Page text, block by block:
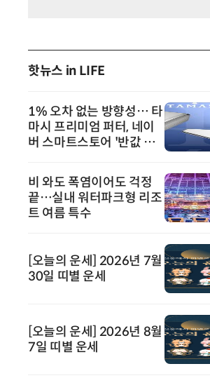
핫뉴스 in LIFE
1% 오차 없는 방향성… 타
마시 프리미엄 퍼터, 네이
버 스마트스토어 '반값 할
비 와도 폭염이어도 걱정
끝…실내 워터파크형 리조
트 여름 특수
[오늘의 운세] 2026년 7월
30일 띠별 운세
[오늘의 운세] 2026년 8월
7일 띠별 운세